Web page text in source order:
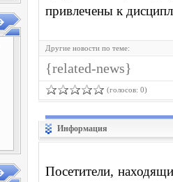
привлечены к
Другие новости по теме:
{related-news}
(голосов: 0)
Информация
Посетители,